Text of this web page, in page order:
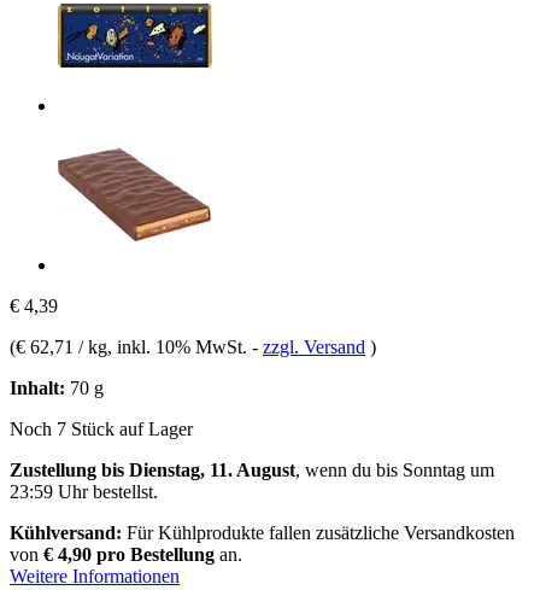
€ 4,39
(€ 62,71 / kg, inkl. 10% MwSt. - zzgl. Versand )
Inhalt: 70 g
Noch 7 Stück auf Lager
Zustellung bis Dienstag, 11. August, wenn du bis Sonntag um
23:59 Uhrbestellst.
Kühlversand: Für Kühlprodukte fallen zusätzliche Versandkosten
von € 4,90 pro Bestellung an.
Weitere Informationen